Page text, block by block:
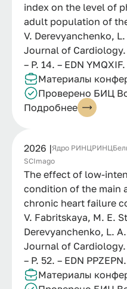
index on the level of
adult population of
V. Derevyanchenko,
Journal of Cardiology.
– P. 14. – EDN YMQXIF.
Материалы
Проверено БИЦ
Подробнее
2026 |Ядро РИНЦРИНЦ
SCImago
The effect of low-
condition of the main
chronic heart failure
V. Fabritskaya, M. E.
Derevyanchenko, L.
Journal of Cardiology.
– P. 52. – EDN PPZEPN.
Материалы